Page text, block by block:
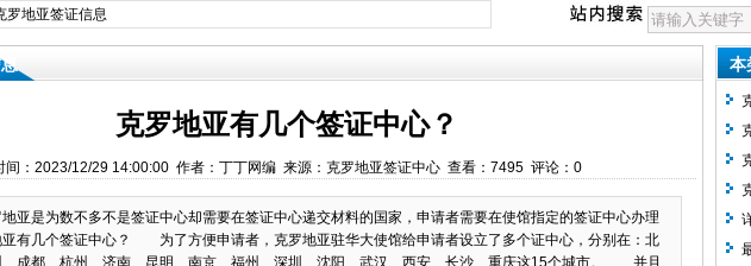
罗地亚签证信息
克罗地亚有几个签证中心？
间：2023/12/29 14:00:00 作者：丁丁网编 来源：克罗地亚签证中心 查看：7495 评论：0
亚是为数不多不是签证中心却需要在签证中心递交材料的国家，申请者需要在使馆指定的签证中心办理
亚有几个签证中心？ 为了方便申请者，克罗地亚驻华大使馆给申请者设立了多个证中心，分别在：北
、成都、杭州、济南、昆明、南京、福州、深圳、沈阳、武汉、西安、长沙、重庆这15个城市。 并且
本